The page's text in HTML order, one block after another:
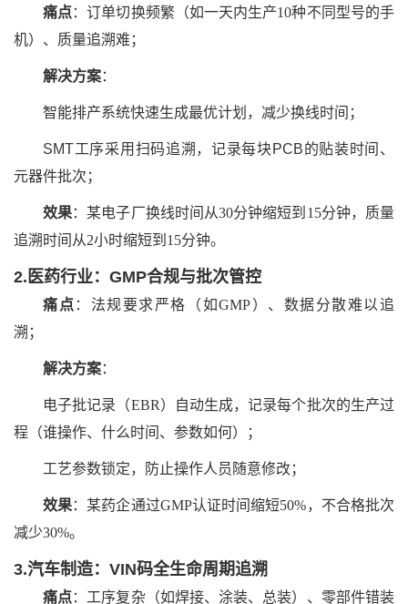
痛点：订单切换频繁（如一天内生产10种不同型号的手
机）、质量追溯难；
解决方案：
智能排产系统快速生成最优计划，减少换线时间；
SMT工序采用扫码追溯，记录每块PCB的贴装时间、
元器件批次；
效果：某电子厂换线时间从30分钟缩短到15分钟，质量
追溯时间从2小时缩短到15分钟。
2.医药行业：GMP合规与批次管控
痛点 ：法规要求严格（如GMP）、数据分散难以追
溯；
解决方案：
电子批记录（EBR）自动生成，记录每个批次的生产过
程（谁操作、什么时间、参数如何）；
工艺参数锁定，防止操作人员随意修改；
效果：某药企通过GMP认证时间缩短50%，不合格批次
减少30%。
3.汽车制造：VIN码全生命周期追溯
痛点：工序复杂（如焊接、涂装、总装）、零部件错装